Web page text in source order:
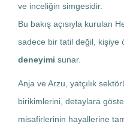
ve inceliğin simgesidir.
Bu bakış açısıyla kurulan
sadece bir tatil değil, kişiye
deneyimi sunar.
Anja ve Arzu, yatçılık
birikimlerini, detaylara
misafirlerinin hayallerine